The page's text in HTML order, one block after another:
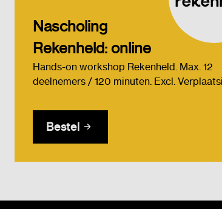
Nascholing
Rekenheld: online
Hands-on workshop Rekenheld. Max. 12
deelnemers / 120 minuten. Excl.
Bestel